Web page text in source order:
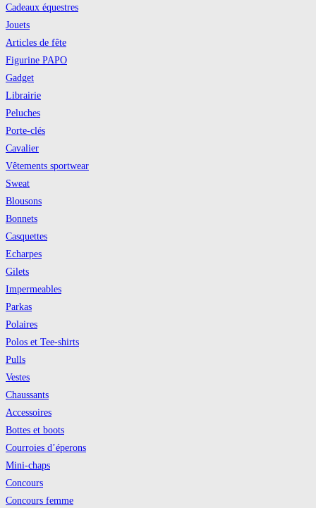
Cadeaux équestres
Jouets
Articles de fête
Figurine PAPO
Gadget
Librairie
Peluches
Porte-clés
Cavalier
Vêtements sportwear
Sweat
Blousons
Bonnets
Casquettes
Echarpes
Gilets
Impermeables
Parkas
Polaires
Polos et Tee-shirts
Pulls
Vestes
Chaussants
Accessoires
Bottes et boots
Courroies d’éperons
Mini-chaps
Concours
Concours femme